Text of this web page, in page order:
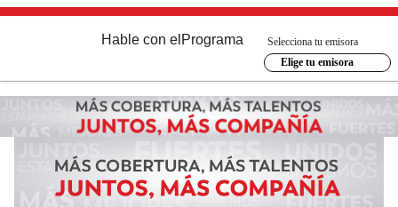
Hable con el Programa
Selecciona tu emisora
Elige tu emisora